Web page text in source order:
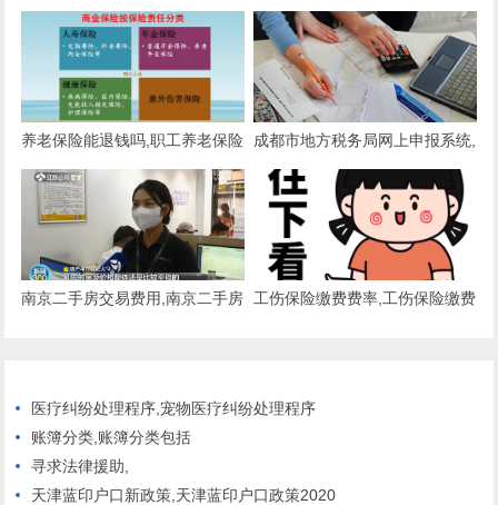
几天2022
放几天假期
养老保险能退钱吗,职工养老保险
能退钱吗
成都市地方税务局网上申报系统,
成都电子税务局网上申报系统
南京二手房交易费用,南京二手房
工伤保险缴费费率,工伤保险缴费
医疗纠纷处理程序,宠物医疗纠纷处理程序
账簿分类,账簿分类包括
寻求法律援助,
天津蓝印户口新政策,天津蓝印户口政策2020